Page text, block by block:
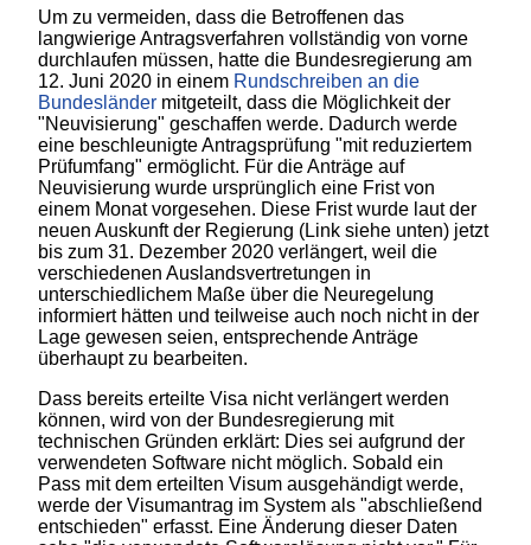
Um zu vermeiden, dass die Betroffenen das
langwierige Antragsverfahren vollständig von vorne
durchlaufen müssen, hatte die Bundesregierung am
12. Juni 2020 in einem Rundschreiben an die
Bundesländer mitgeteilt, dass die Möglichkeit der
"Neuvisierung" geschaffen werde. Dadurch werde
eine beschleunigte Antragsprüfung "mit reduziertem
Prüfumfang" ermöglicht. Für die Anträge auf
Neuvisierung wurde ursprünglich eine Frist von
einem Monat vorgesehen. Diese Frist wurde laut der
neuen Auskunft der Regierung (Link siehe unten) jetzt
bis zum 31. Dezember 2020 verlängert, weil die
verschiedenen Auslandsvertretungen in
unterschiedlichem Maße über die Neuregelung
informiert hätten und teilweise auch noch nicht in der
Lage gewesen seien, entsprechende Anträge
überhaupt zu bearbeiten.
Dass bereits erteilte Visa nicht verlängert werden
können, wird von der Bundesregierung mit
technischen Gründen erklärt: Dies sei aufgrund der
verwendeten Software nicht möglich. Sobald ein
Pass mit dem erteilten Visum ausgehändigt werde,
werde der Visumantrag im System als "abschließend
entschieden" erfasst. Eine Änderung dieser Daten